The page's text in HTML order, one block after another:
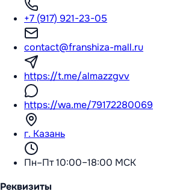
+7 (917) 921-23-05
contact@franshiza-mall.ru
https://t.me/almazzgvv
https://wa.me/79172280069
г. Казань
Пн–Пт 10:00–18:00 МСК
Реквизиты